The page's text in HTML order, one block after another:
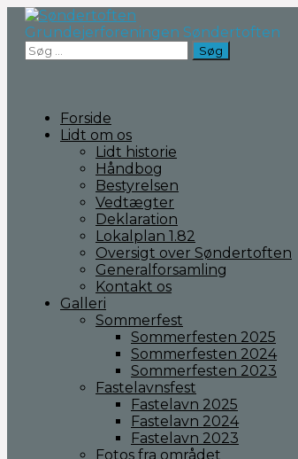
Fortsæt
indhold
Grundejerforeningen Søndertoften
Søg
efter:
Forside
Lidt om os
Lidt historie
Håndbog
Bestyrelsen
Vedtægter
Deklaration
Lokalplan 1.82
Oversigt over Søndertoften
Generalforsamling
Kontakt os
Galleri
Sommerfest
Sommerfesten 2025
Sommerfesten 2024
Sommerfesten 2023
Fastelavnsfest
Fastelavn 2025
Fastelavn 2024
Fastelavn 2023
Fotos fra området